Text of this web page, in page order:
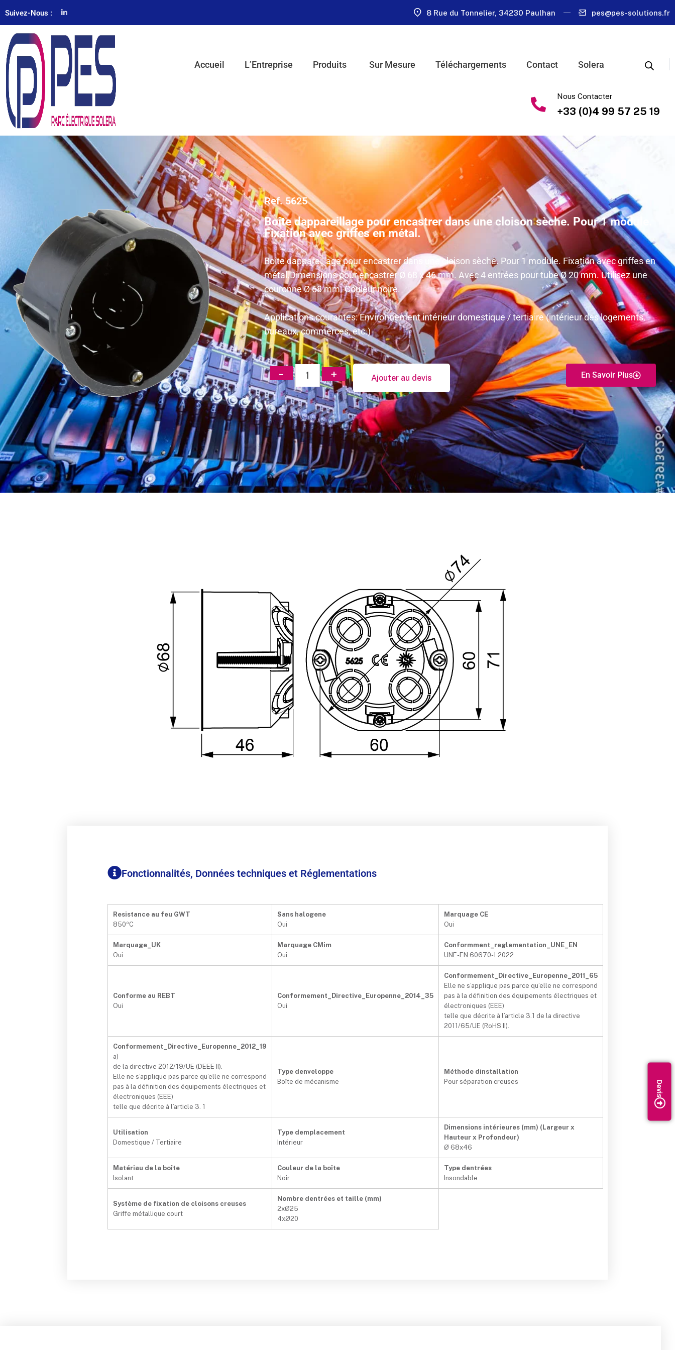
Suivez-Nous : 8 Rue du Tonnelier, 34230 Paulhan pes@pes-solutions.fr
Accueil L’Entreprise Produits Sur Mesure Téléchargements Contact Solera
Nous Contacter
+33 (0)4 99 57 25 19
Ref. 5625
Boîte dappareillage pour encastrer dans une cloison sèche. Pour 1 module.
Fixation avec griffes en métal.
Boîte dappareillage pour encastrer dans une cloison sèche. Pour 1 module. Fixation avec griffes en
métal.Dimensions pour encastrer Ø 68 x 46 mm. Avec 4 entrées pour tube Ø 20 mm. Utilisez une
couronne Ø 68 mm. Couleur noire.
Applications courantes: Environnement intérieur domestique / tertiaire (intérieur des logements,
bureaux, commerces, etc.)
Ajouter au devis En Savoir Plus
Fonctionnalités, Données techniques et Réglementations
Resistance au feu GWT
850ºC
Sans halogene
Oui
Marquage CE
Oui
Marquage_UK
Oui
Marquage CMim
Oui
Conformment_reglementation_UNE_EN
UNE-EN 60670-1:2022
Conforme au REBT
Oui
Conformement_Directive_Europenne_2014_35
Oui
Conformement_Directive_Europenne_2011_65
Elle ne s’applique pas parce qu’elle ne correspond
pas à la définition des équipements électriques et
électroniques (EEE)
telle que décrite à l’article 3.1 de la directive
2011/65/UE (RoHS II).
Conformement_Directive_Europenne_2012_19
a)
de la directive 2012/19/UE (DEEE II).
Elle ne s’applique pas parce qu’elle ne correspond
pas à la définition des équipements électriques et
électroniques (EEE)
telle que décrite à l’article 3. 1
Type denveloppe
Boîte de mécanisme
Méthode dinstallation
Pour séparation creuses
Utilisation
Domestique / Tertiaire
Type demplacement
Intérieur
Dimensions intérieures (mm) (Largeur x
Hauteur x Profondeur)
Ø 68x46
Matériau de la boîte
Isolant
Couleur de la boîte
Noir
Type dentrées
Insondable
Système de fixation de cloisons creuses
Griffe métallique court
Nombre dentrées et taille (mm)
2xØ25
4xØ20